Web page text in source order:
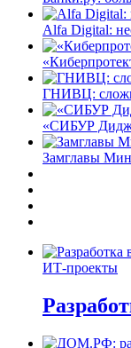
Alfa Digital:
ГНИВЦ:
«СИБУР
Замглавы
ИТ-проекты